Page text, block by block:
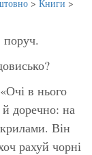
> Книги >
поруч.
в нього
доречно: на
Він
рахуй чорні